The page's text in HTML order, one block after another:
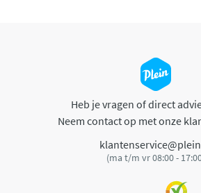
Heb je vragen of direct
Neem contact op met onze
(ma t/m vr 08:00 -